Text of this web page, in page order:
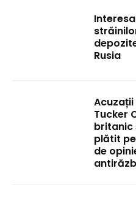
Rusia
Tucker
britanic
plătit
de